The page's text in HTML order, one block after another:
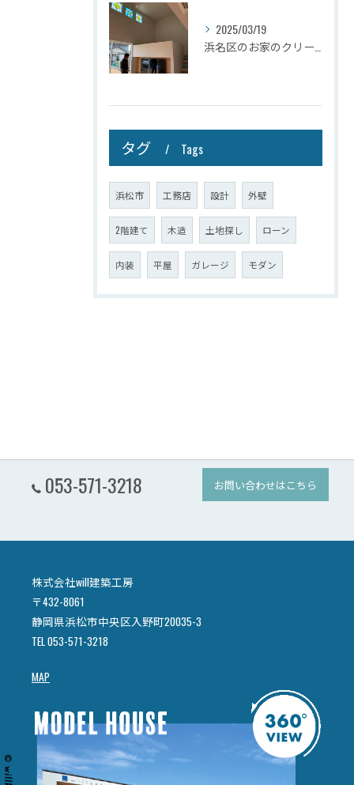
2025/03/19
タグ Tags
浜松市 工務店 設計 外壁
2階建て 木造 土地探し ローン
内装 平屋 ガレージ モダン
053-571-3218 お問い合わせはこちら
株式会社will建築工房
〒432-8061
静岡県浜松市中央区入野町20035-3
TEL 053-571-3218
MAP